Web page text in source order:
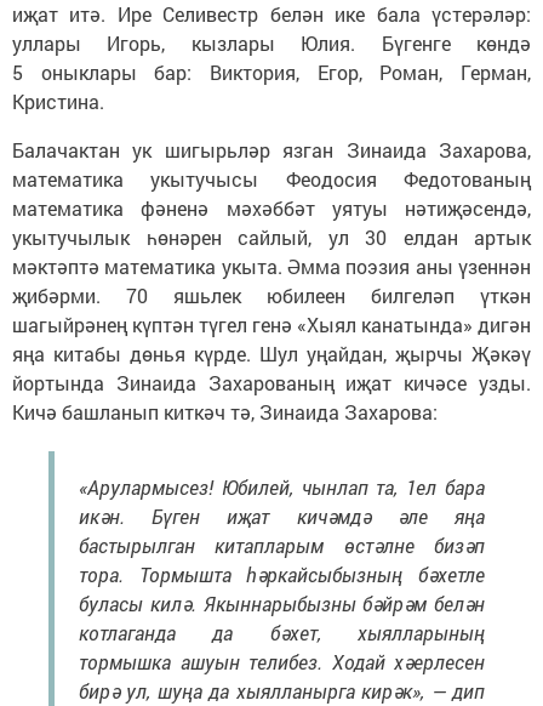
иҗат итә. Ире Селивестр белән ике бала үстерәләр:
уллары Игорь, кызлары Юлия. Бүгенге көндә
5 оныклары бар: Виктория, Егор, Роман, Герман,
Кристина.
Балачактан ук шигырьләр язган Зинаида Захарова,
математика укытучысы Феодосия Федотованың
математика фәненә мәхәббәт уятуы нәтиҗәсендә,
укытучылык һөнәрен сайлый, ул 30 елдан артык
мәктәптә математика укыта. Әмма поэзия аны үзеннән
җибәрми. 70 яшьлек юбилеен билгеләп үткән
шагыйрәнең күптән түгел генә «Хыял канатында» дигән
яңа китабы дөнья күрде. Шул уңайдан, җырчы Җәкәү
йортында Зинаида Захарованың иҗат кичәсе узды.
Кичә башланып киткәч тә, Зинаида Захарова:
«Арулармысез! Юбилей, чынлап та, 1ел бара
икән. Бүген иҗат кичәмдә әле яңа
бастырылган китапларым өстәлне бизәп
тора. Тормышта һәркайсыбызның бәхетле
буласы килә. Якыннарыбызны бәйрәм белән
котлаганда да бәхет, хыялларының
тормышка ашуын телибез. Ходай хәерлесен
бирә ул, шуңа да хыялланырга кирәк», — дип